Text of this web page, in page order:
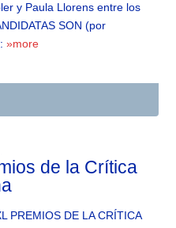
y Paula Llorens entre los
SON (por
»more
de la Crítica
PREMIOS DE LA CRÍTICA